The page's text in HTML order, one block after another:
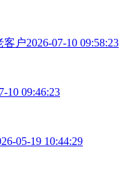
客户2026-07-10 09:58:23
10 09:46:23
05-19 10:44:29